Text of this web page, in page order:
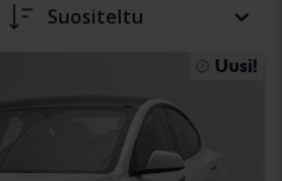
Suositeltu
Uusi!